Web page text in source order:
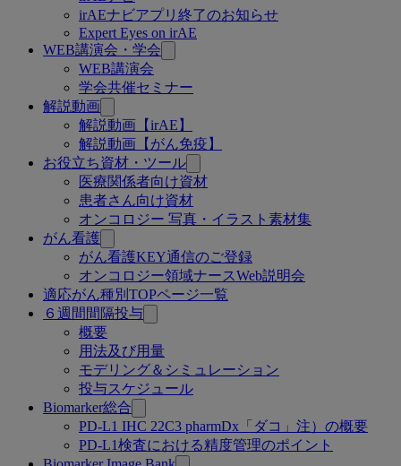
irAEナビアプリ終了のお知らせ
Expert Eyes on irAE
WEB講演会・学会
WEB講演会
学会共催セミナー
解説動画
解説動画【irAE】
解説動画【がん免疫】
お役立ち資材・ツール
医療関係者向け資材
患者さん向け資材
オンコロジー 写真・イラスト素材集
がん看護
がん看護KEY通信のご登録
オンコロジー領域ナースWeb説明会
適応がん種別TOPページ一覧
６週間間隔投与
概要
用法及び用量
モデリング＆シミュレーション
投与スケジュール
Biomarker総合
PD-L1 IHC 22C3 pharmDx「ダコ」注）の概要
PD-L1検査における精度管理のポイント